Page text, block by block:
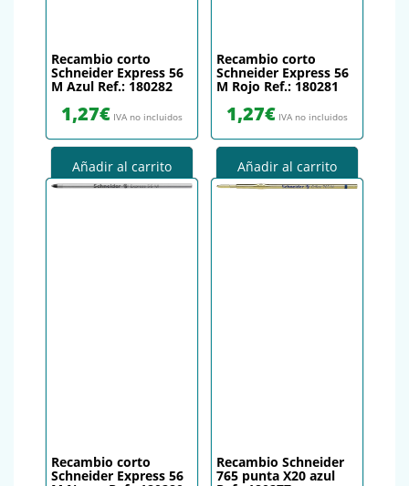
Recambio corto
Schneider Express 56
M Azul Ref.: 180282
1,27€ IVA no incluidos
Añadir al carrito
Recambio corto
Schneider Express 56
M Rojo Ref.: 180281
1,27€ IVA no incluidos
Añadir al carrito
Recambio corto
Schneider Express 56
Recambio Schneider
765 punta X20 azul